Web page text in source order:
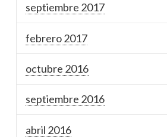
septiembre 2017
febrero 2017
octubre 2016
septiembre 2016
abril 2016